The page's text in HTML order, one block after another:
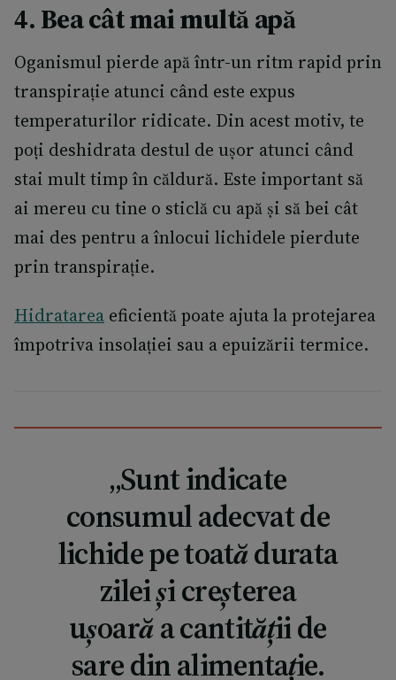
4. Bea cât mai multă apă
Oganismul pierde apă într-un ritm rapid prin
transpirație atunci când este expus
temperaturilor ridicate. Din acest motiv, te
poți deshidrata destul de ușor atunci când
stai mult timp în căldură. Este important să
ai mereu cu tine o sticlă cu apă și să bei cât
mai des pentru a înlocui lichidele pierdute
prin transpirație.
Hidratarea eficientă poate ajuta la protejarea
împotriva insolației sau a epuizării termice.
„Sunt indicate
consumul adecvat de
lichide pe toată durata
zilei și creșterea
ușoară a cantității de
sare din alimentație.